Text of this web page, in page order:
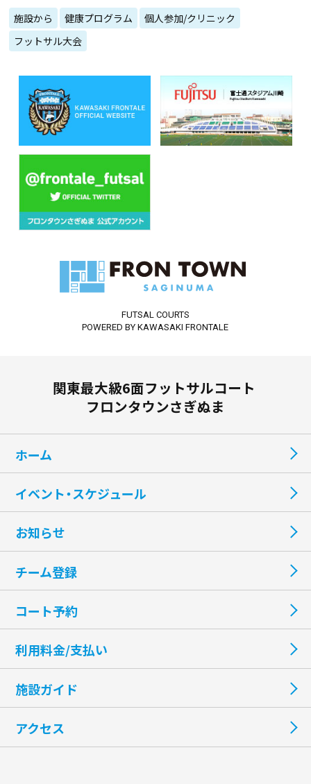
施設から 健康プログラム
個人参加/クリニック
フットサル大会
FUTSAL COURTS
POWERED BY KAWASAKI FRONTALE
関東最大級6面フットサルコート
フロンタウンさぎぬま
ホーム
イベント・スケジュール
お知らせ
チーム登録
コート予約
利用料金/支払い
施設ガイド
アクセス